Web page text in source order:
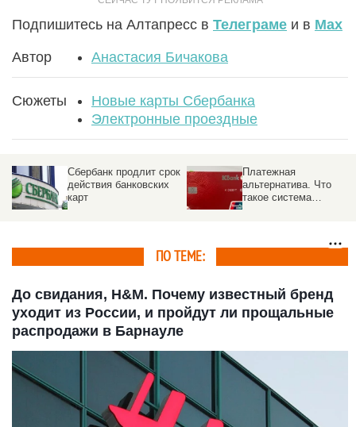
Подпишитесь на Алтапресс в Телеграме и в Max
Автор Анастасия Бичакова
Сюжеты
Новые карты Сбербанка
Электронные проездные
Сбербанк продлит срок
действия банковских
карт
Платежная
альтернатива. Что
такое система
ПО ТЕМЕ:
До свидания, H&M. Почему известный бренд
уходит из России, и пройдут ли прощальные
распродажи в Барнауле